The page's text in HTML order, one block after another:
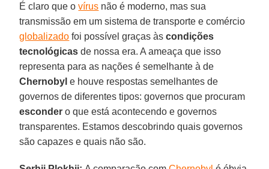
É claro que ovírus não é moderno, mas sua
transmissão em um sistema de transporte e comércio
globalizado foi possível graças àscondições
tecnológicas de nossa era. A ameaça que isso
representa para as nações é semelhante à de
Chernobyl e houve respostas semelhantes de
governos de diferentes tipos: governos que procuram
esconder o que está acontecendo e governos
transparentes. Estamos descobrindo quais governos
são capazes e quais não são.